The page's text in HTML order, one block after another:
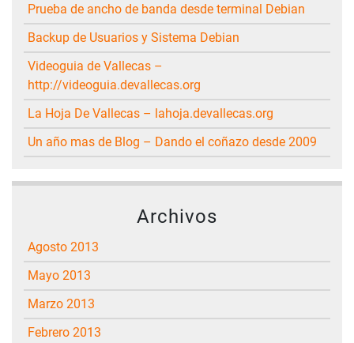
Prueba de ancho de banda desde terminal Debian
Backup de Usuarios y Sistema Debian
Videoguia de Vallecas –
http://videoguia.devallecas.org
La Hoja De Vallecas – lahoja.devallecas.org
Un año mas de Blog – Dando el coñazo desde 2009
Archivos
agosto 2013
mayo 2013
marzo 2013
febrero 2013